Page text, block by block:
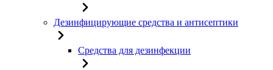
Дезинфицирующие средства и антисептики
Средства для дезинфекции